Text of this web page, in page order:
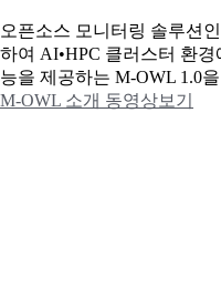
오픈소스 모니터링 솔루션
하여 AI•HPC 클러스터 환
능을 제공하는 M-OWL 1.0
M-OWL 소개 동영상보기